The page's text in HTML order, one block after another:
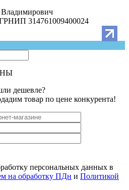
314761009400024
дешевле?
товар по цене конкурента!
персональных данных в
на обработку ПДн и Политикой